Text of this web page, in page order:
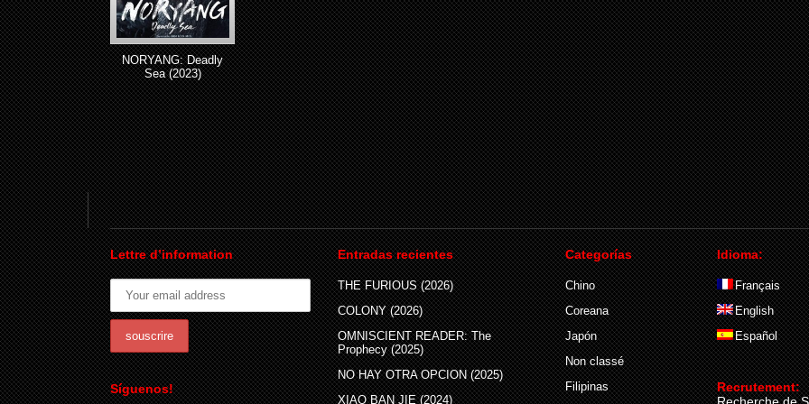
NORYANG: Deadly
Sea (2023)
Lettre d’information
Síguenos!
Entradas recientes
THE FURIOUS (2026)
COLONY (2026)
OMNISCIENT READER: The
Prophecy (2025)
NO HAY OTRA OPCION (2025)
XIAO BAN JIE (2024)
Categorías
Chino
Coreana
Japón
Non classé
Filipinas
Idioma:
Français
English
Español
Recrutement: